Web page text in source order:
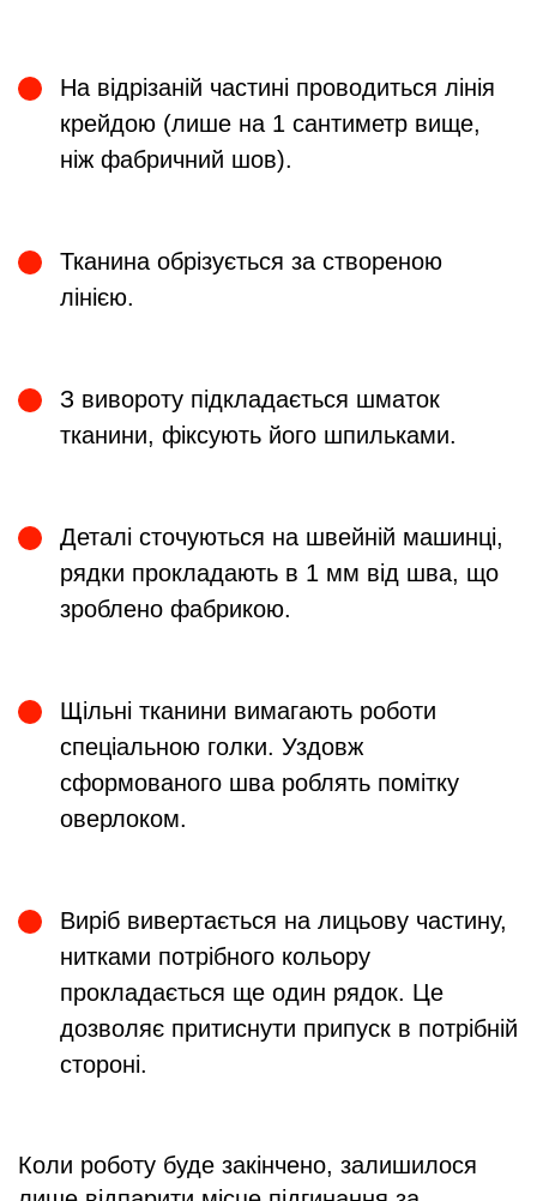
На відрізаній частині проводиться лінія
крейдою (лише на 1 сантиметр вище,
ніж фабричний шов).
Тканина обрізується за створеною
лінією.
З вивороту підкладається шматок
тканини, фіксують його шпильками.
Деталі сточуються на швейній машинці,
рядки прокладають в 1 мм від шва, що
зроблено фабрикою.
Щільні тканини вимагають роботи
спеціальною голки. Уздовж
сформованого шва роблять помітку
оверлоком.
Виріб вивертається на лицьову частину,
нитками потрібного кольору
прокладається ще один рядок. Це
дозволяє притиснути припуск в потрібній
стороні.
Коли роботу буде закінчено, залишилося